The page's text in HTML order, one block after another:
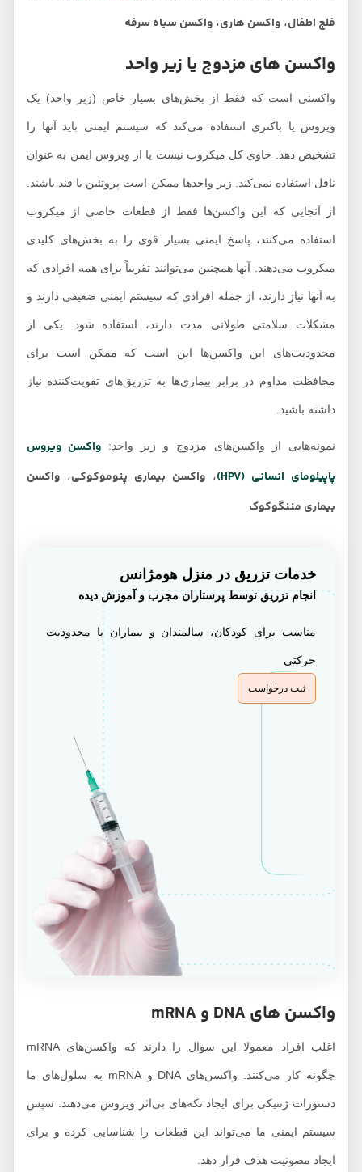
فلج اطفال،واکسن هاری ،واکسن سیاه سرفه
واکسن های مزدوج یا زیر واحد
واکسنی است که فقط از بخش‌های بسیار خاص (زیر واحد) یک
ویروس یا باکتری استفاده می‌کند که سیستم ایمنی باید آنها را
تشخیص دهد. حاوی کل میکروب نیست یا از ویروس ایمن به عنوان
ناقل استفاده نمی‌کند. زیر واحدها ممکن است پروتئین یا قند باشند.
از آنجایی که این واکسن‌ها فقط از قطعات خاصی از میکروب
استفاده می‌کنند، پاسخ ایمنی بسیار قوی را به بخش‌های کلیدی
میکروب می‌دهند. آنها همچنین می‌توانند تقریباً برای همه افرادی که
به آنها نیاز دارند، از جمله افرادی که سیستم ایمنی ضعیفی دارند و
مشکلات سلامتی طولانی مدت دارند، استفاده شود. یکی از
محدودیت‌های این واکسن‌ها این است که ممکن است برای
محافظت مداوم در برابر بیماری‌ها به تزریق‌های تقویت‌کننده نیاز
داشته باشید.
نمونه‌هایی از واکسن‌های مزدوج و زیر واحد:واکسن ویروس
پاپیلومای انسانی (HPV)
،واکسن بیماری پنوموکوکی،واکسن
بیماری مننگوکوک
خدمات تزریق در منزل هومژانس
انجام تزریق توسط پرستاران مجرب و آموزش دیده
مناسب برای کودکان، سالمندان و بیماران با محدودیت
حرکتی
ثبت درخواست
واکسن هایDNA وmRNA
اغلب افراد معمولا این سوال را دارند که واکسن‌های mRNA
چگونه کار می‌کنند. واکسن‌های DNA و mRNA به سلول‌های ما
دستورات ژنتیکی برای ایجاد تکه‌های بی‌اثر ویروس می‌دهند. سپس
سیستم ایمنی ما می‌تواند این قطعات را شناسایی کرده و برای
ایجاد مصونیت هدف قرار دهد.